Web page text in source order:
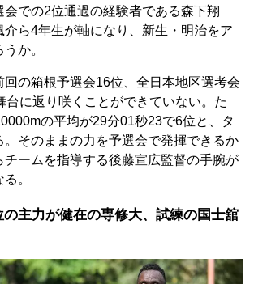
会での2位通過の経験者である森下翔
介ら4年生が軸になり、新生・明治をア
か。
の箱根予選会16位、全日本地区選考会
台に返り咲くことができていない。た
の平均が29分01秒23で6位と、タ
。そのままの力を予選会で発揮できるか
チームを指導する後藤宣広監督の手腕が
。
の主力が健在の専修大、試練の国士舘